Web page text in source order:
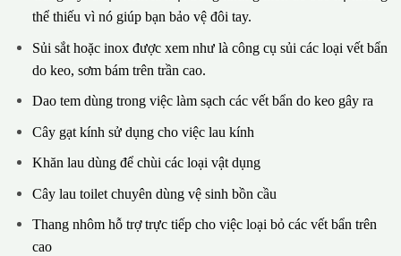
thể thiếu vì nó giúp bạn bảo vệ đôi tay.
Sủi sắt hoặc inox được xem như là công cụ sủi các loại vết bẩn
do keo, sơm bám trên trần cao.
Dao tem dùng trong việc làm sạch các vết bẩn do keo gây ra
Cây gạt kính sử dụng cho việc lau kính
Khăn lau dùng để chùi các loại vật dụng
Cây lau toilet chuyên dùng vệ sinh bồn cầu
Thang nhôm hỗ trợ trực tiếp cho việc loại bỏ các vết bẩn trên
cao